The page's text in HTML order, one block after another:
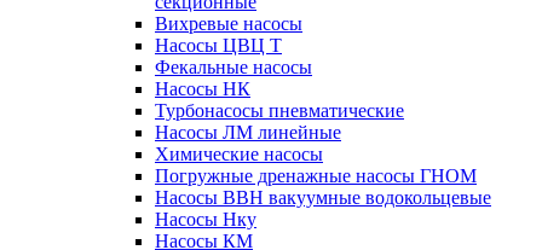
Вихревые насосы
Насосы ЦВЦ Т
Фекальные насосы
Насосы НК
Турбонасосы пневматические
Насосы ЛМ линейные
Химические насосы
Погружные дренажные насосы ГНОМ
Насосы ВВН вакуумные водокольцевые
Насосы Нку
Насосы КМ